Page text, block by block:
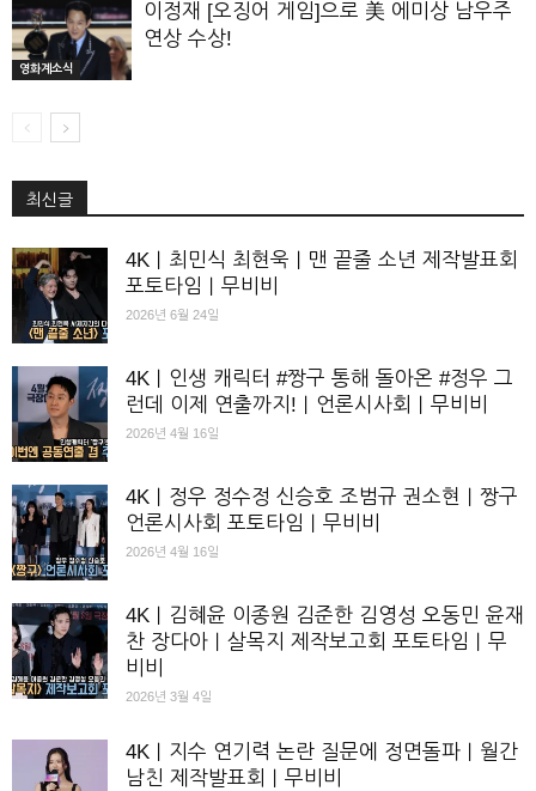
영화계소식
이정재 [오징어 게임]으로 美 에미상 남우주
연상 수상!
최신글
4K｜최민식 최현욱｜맨 끝줄 소년 제작발표회
포토타임｜무비비
2026년 6월 24일
4K｜인생 캐릭터 #짱구 통해 돌아온 #정우 그
런데 이제 연출까지!｜언론시사회｜무비비
2026년 4월 16일
4K｜정우 정수정 신승호 조범규 권소현｜짱구
언론시사회 포토타임｜무비비
2026년 4월 16일
4K｜김혜윤 이종원 김준한 김영성 오동민 윤재
찬 장다아｜살목지 제작보고회 포토타임｜무
비비
2026년 3월 4일
4K｜지수 연기력 논란 질문에 정면돌파｜월간
남친 제작발표회｜무비비